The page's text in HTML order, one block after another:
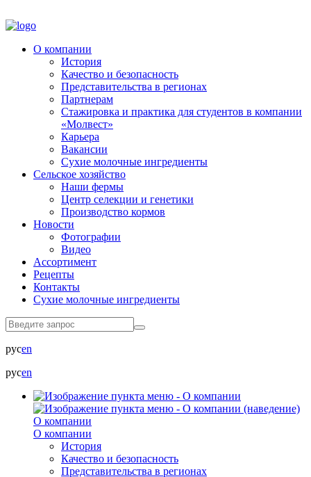
О компании
История
Качество и безопасность
Представительства в регионах
Партнерам
Стажировка и практика для студентов в компании
«Молвест»
Карьера
Вакансии
Сухие молочные ингредиенты
Сельское хозяйство
Наши фермы
Центр селекции и генетики
Производство кормов
Новости
Фотографии
Видео
Ассортимент
Рецепты
Контакты
Сухие молочные ингредиенты
русen
русen
О компании
О компании
История
Качество и безопасность
Представительства в регионах